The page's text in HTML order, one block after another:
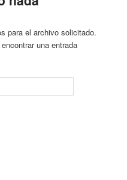
para el archivo solicitado.
una entrada